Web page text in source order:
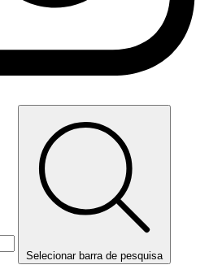
Selecionar barra de pesquisa